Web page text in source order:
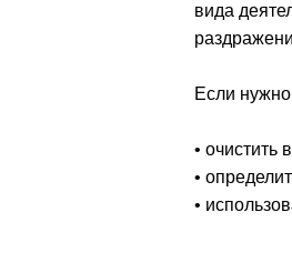
вида
Если
• очистить
•
•